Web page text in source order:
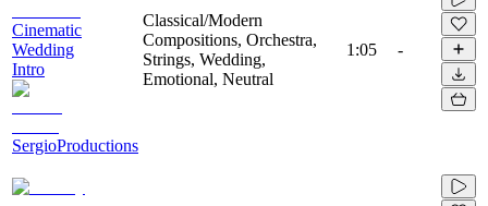
Cinematic
Wedding
Intro
SergioProductions
Classical/Modern
Compositions, Orchestra,
Strings, Wedding,
Emotional, Neutral
1:05 -